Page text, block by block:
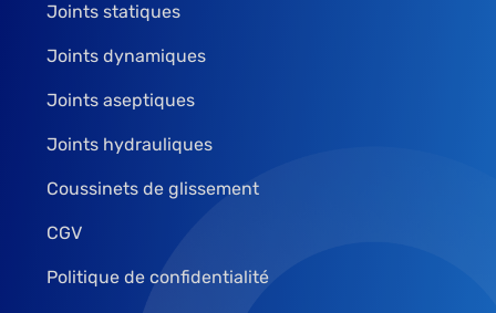
Joints statiques
Joints dynamiques
Joints aseptiques
Joints hydrauliques
Coussinets de glissement
CGV
Politique de confidentialité